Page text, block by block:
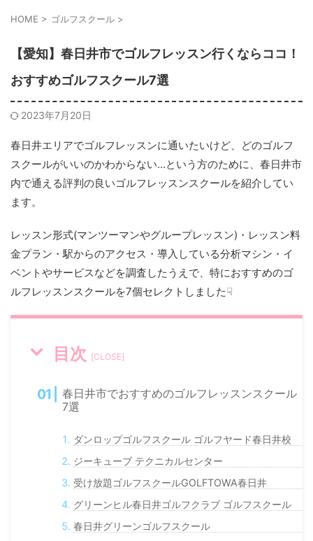
HOME > ゴルフスクール >
【愛知】春日井市でゴルフレッスン行くならココ！
おすすめゴルフスクール7選
2023年7月20日
春日井エリアでゴルフレッスンに通いたいけど、どのゴルフ
スクールがいいのかわからない…という方のために、春日井市
内で通える評判の良いゴルフレッスンスクールを紹介してい
ます。
レッスン形式(マンツーマンやグループレッスン)・レッスン料
金プラン・駅からのアクセス・導入している分析マシン・イ
ベントやサービスなどを調査したうえで、特におすすめのゴ
ルフレッスンスクールを7個セレクトしました☟
目次 [CLOSE]
春日井市でおすすめのゴルフレッスンスクール
7選
ダンロップゴルフスクール ゴルフヤード春日井校
ジーキューブ テクニカルセンター
受け放題ゴルフスクールGOLFTOWA春日井
グリーンヒル春日井ゴルフクラブ ゴルフスクール
春日井グリーンゴルフスクール